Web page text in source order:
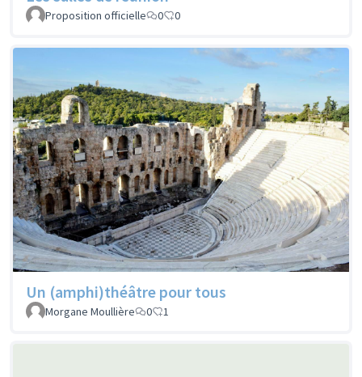
Proposition officielle 0 0
Un (amphi)théâtre pour tous
Morgane Moullière 0 1